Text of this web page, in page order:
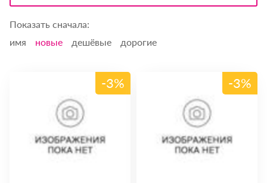
Показать сначала:
имя
новые дешёвые дорогие
-3% -3%